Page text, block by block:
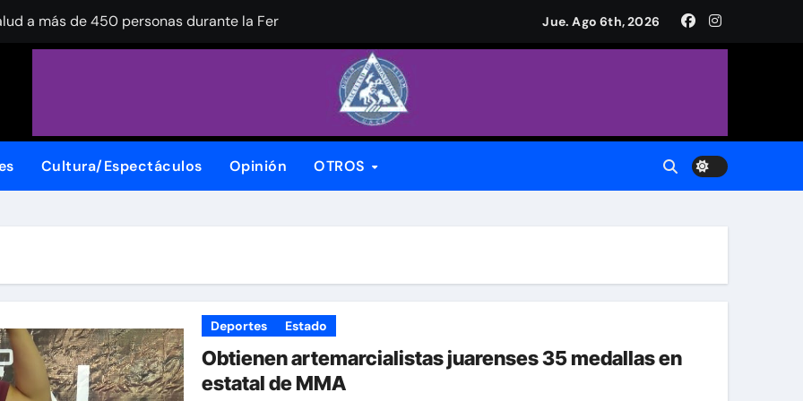
a más de 450 personas durante la Feria de la Salud en la Plaza de Armas
ingreso! Continúa la recepción de documentos en la UACH.
Internacional de Jazz Armando Nuñez
de su planta en Chihuahua
calidad del agua para riego en el centro-sur del estado.
2000 chihuahuenses en favor de Chihuahua
de la Peña rumbo a la candidatura del PAN a la Presidencia Municipal
Jue. Ago 6th, 2026
Cultura/Espectáculos Opinión OTROS
Deportes Estado
Obtienen artemarcialistas juarenses 35 medallas en
estatal de MMA